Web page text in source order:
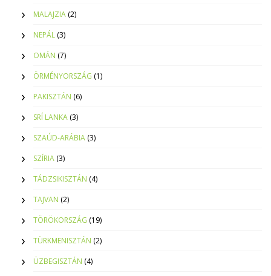
MALAJZIA (2)
NEPÁL (3)
OMÁN (7)
ÖRMÉNYORSZÁG (1)
PAKISZTÁN (6)
SRÍ LANKA (3)
SZAÚD-ARÁBIA (3)
SZÍRIA (3)
TÁDZSIKISZTÁN (4)
TAJVAN (2)
TÖRÖKORSZÁG (19)
TÜRKMENISZTÁN (2)
ÜZBEGISZTÁN (4)